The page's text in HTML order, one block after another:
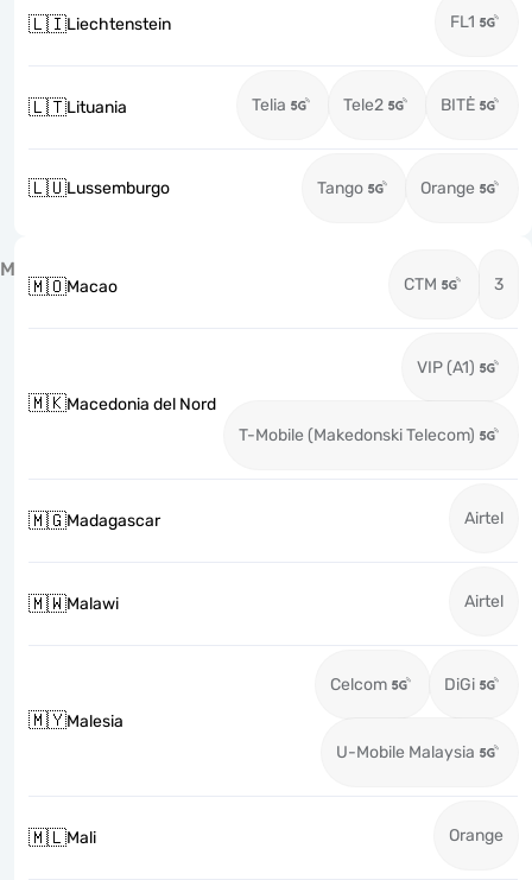
🇱🇮Liechtenstein FL1
🇱🇹Lituania Telia Tele2 BITĖ
🇱🇺Lussemburgo Tango Orange
M
🇲🇴Macao CTM 3
🇲🇰Macedonia del Nord
VIP (A1)
T-Mobile (Makedonski Telecom)
🇲🇬Madagascar Airtel
🇲🇼Malawi Airtel
🇲🇾Malesia
Celcom DiGi
U-Mobile Malaysia
🇲🇱Mali Orange